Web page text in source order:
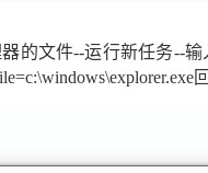
的文件--运行新任务--